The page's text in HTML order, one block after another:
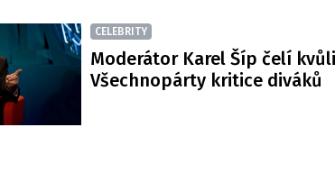
CELEBRITY
Moderátor Karel Šíp čelí kvůli
Všechnopárty kritice diváků